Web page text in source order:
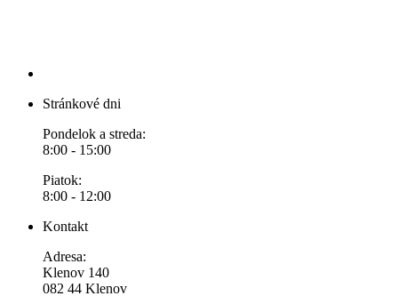
Stránkové dni
Pondelok a streda:
8:00 - 15:00
Piatok:
8:00 - 12:00
Kontakt
Adresa:
Klenov 140
082 44 Klenov